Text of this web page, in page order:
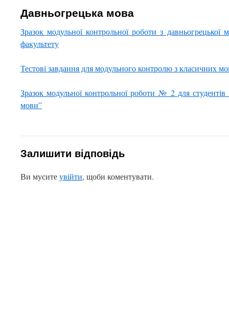
Давньогрецька мова
Зразок модульної контрольної роботи з давньогрецької
факультету
Тестові завдання для модульного контролю з класичних
Зразок модульної контрольної роботи № 2 для студентів
мови”
Залишити відповідь
Ви муситеувійти, щоби коментувати.